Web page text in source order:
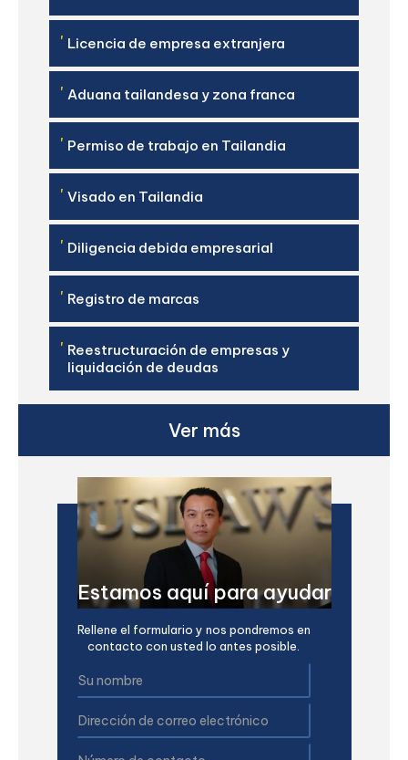
' Licencia de empresa extranjera
' Aduana tailandesa y zona franca
' Permiso de trabajo en Tailandia
' Visado en Tailandia
' Diligencia debida empresarial
' Registro de marcas
' Reestructuración de empresas y
liquidación de deudas
Ver más
Estamos aquí para ayudar
Rellene el formulario y nos pondremos en
contacto con usted lo antes posible.